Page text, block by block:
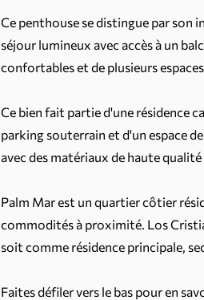
Ce penthouse se distingue par son
séjour lumineux avec accès à un
confortables et de plusieurs
Ce bien fait partie d'une résidence
parking souterrain et d'un espace
avec des matériaux de haute
Palm Mar est un quartier côtier
commodités à proximité. Los
soit comme résidence principale,
Faites défiler vers le bas pour en